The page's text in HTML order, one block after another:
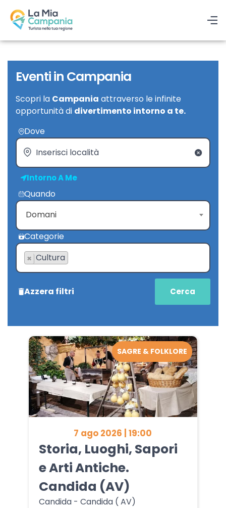
Eventi in Campania
Scopri la Campania attraverso le infinite
opportunità di divertimento intorno a te.
Dove
Intorno A Me
Quando
Domani
Categorie
× Cultura
Azzera filtri
7 ago 2026 | 19:00
Storia, Luoghi, Sapori
e Arti Antiche.
Candida (AV)
Candida - Candida ( AV)
SAGRE & FOLKLORE